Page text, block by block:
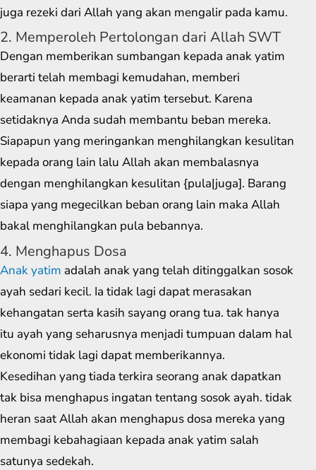
juga rezeki dari Allah yang akan mengalir pada kamu.
2. Memperoleh Pertolongan dari Allah SWT
Dengan memberikan sumbangan kepada anak yatim
berarti telah membagi kemudahan, memberi
keamanan kepada anak yatim tersebut. Karena
setidaknya Anda sudah membantu beban mereka.
Siapapun yang meringankan menghilangkan kesulitan
kepada orang lain lalu Allah akan membalasnya
dengan menghilangkan kesulitan {pula|juga]. Barang
siapa yang megecilkan beban orang lain maka Allah
bakal menghilangkan pula bebannya.
4. Menghapus Dosa
Anak yatim adalah anak yang telah ditinggalkan sosok
ayah sedari kecil. Ia tidak lagi dapat merasakan
kehangatan serta kasih sayang orang tua. tak hanya
itu ayah yang seharusnya menjadi tumpuan dalam hal
ekonomi tidak lagi dapat memberikannya.
Kesedihan yang tiada terkira seorang anak dapatkan
tak bisa menghapus ingatan tentang sosok ayah. tidak
heran saat Allah akan menghapus dosa mereka yang
membagi kebahagiaan kepada anak yatim salah
satunya sedekah.